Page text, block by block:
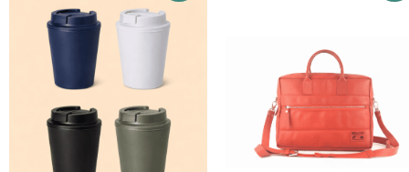
heeft
meerdere
variaties.
Deze
optie
kan
gekozen